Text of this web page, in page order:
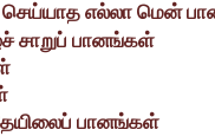
செய்யாத எல்லா மென்
சாறுப் பானங்கள்
பானங்கள்